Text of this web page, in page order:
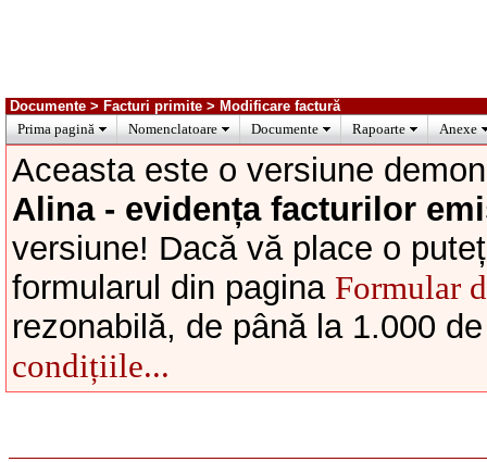
Documente > Facturi primite > Modificare factură
Prima pagină
Nomenclatoare Documente Rapoarte Anexe
Aceasta este o versiune
Alina - evidența facturilor
versiune! Dacă vă place o
formularul din pagina Formular
rezonabilă, de până la 1.000
condițiile...